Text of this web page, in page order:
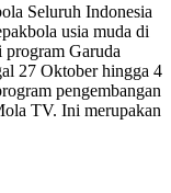
Seluruh Indonesia
usia muda di
Garuda
27 Oktober hingga 4
pengembangan
TV. Ini merupakan